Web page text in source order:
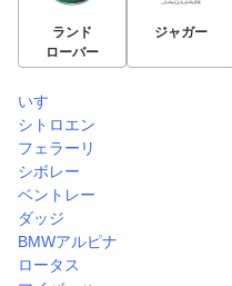
ランド
ローバー
ジャガー
いすゞ
シトロエン
フェラーリ
シボレー
ベントレー
ダッジ
BMWアルピナ
ロータス